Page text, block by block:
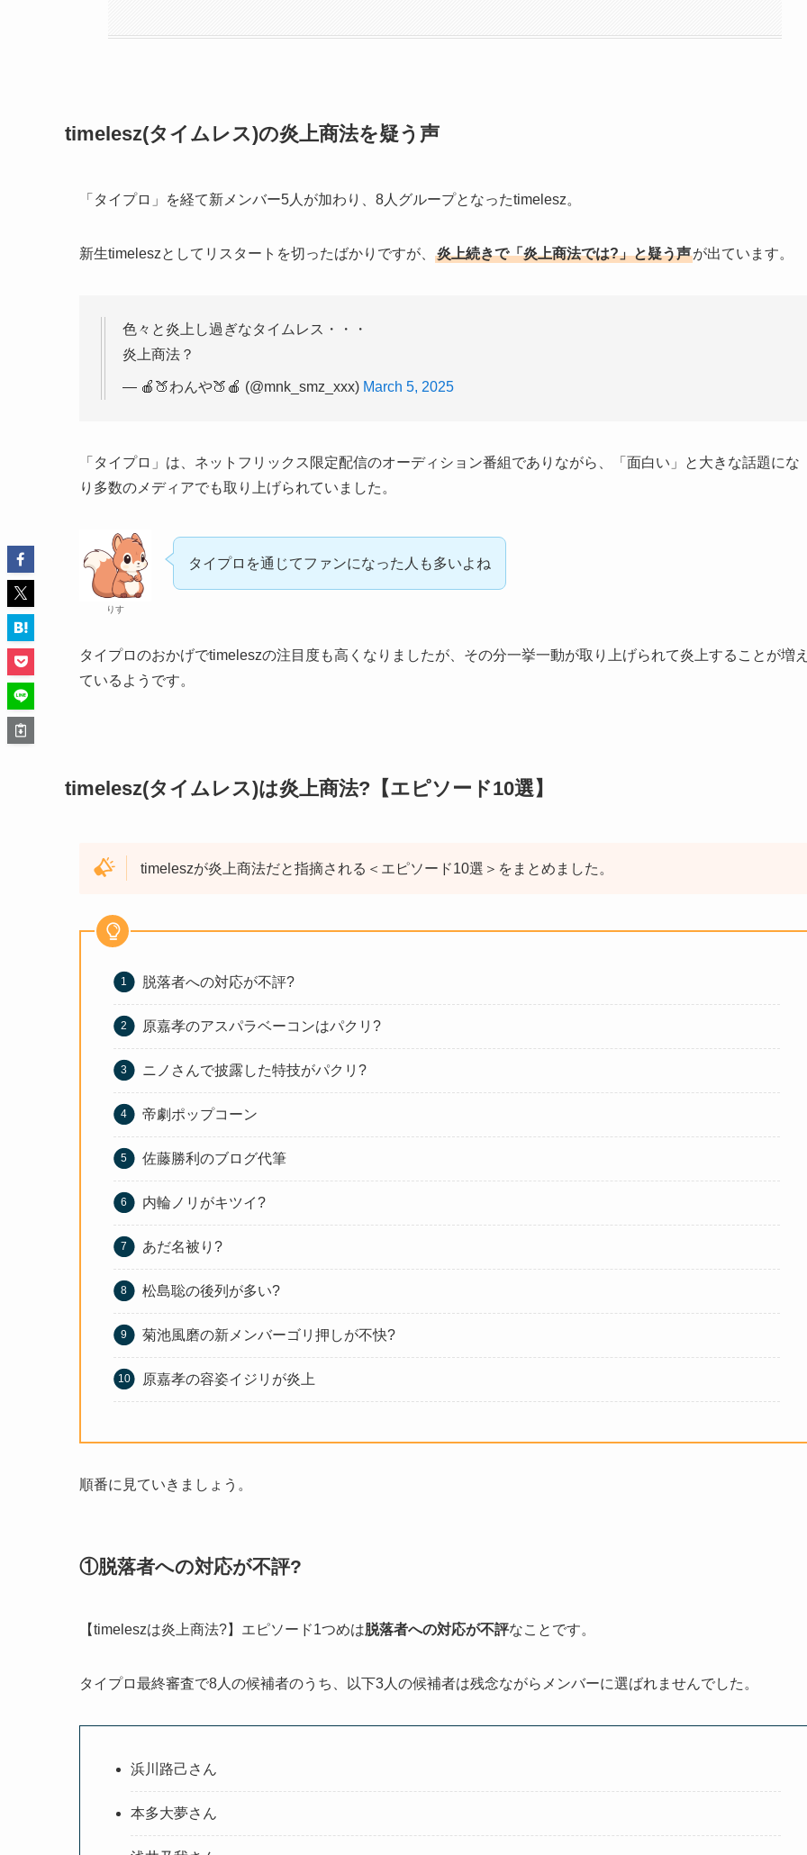
timelesz(タイムレス)の炎上商法を疑う声
「タイプロ」を経て新メンバー5人が加わり、8人グループとなったtimelesz。
新生timeleszとしてリスタートを切ったばかりですが、 炎上続きで「炎上商法では?」と疑う声が出ています。
色々と炎上し過ぎなタイムレス・・・
炎上商法？
— 🍎🍑わんや🍑🍎 (@mnk_smz_xxx) March 5, 2025
「タイプロ」は、ネットフリックス限定配信のオーディション番組でありながら、「面白い」と大きな話題にな
り多数のメディアでも取り上げられていました。
りす
タイプロを通じてファンになった人も多いよね
タイプロのおかげでtimeleszの注目度も高くなりましたが、その分一挙一動が取り上げられて炎上することが増
ているようです。
timelesz(タイムレス)は炎上商法?【エピソード10選】
timeleszが炎上商法だと指摘される＜エピソード10選＞をまとめました。
脱落者への対応が不評?
原嘉孝のアスパラベーコンはパクリ?
ニノさんで披露した特技がパクリ?
帝劇ポップコーン
佐藤勝利のブログ代筆
内輪ノリがキツイ?
あだ名被り?
松島聡の後列が多い?
菊池風磨の新メンバーゴリ押しが不快?
原嘉孝の容姿イジリが炎上
順番に見ていきましょう。
①脱落者への対応が不評?
【timeleszは炎上商法?】エピソード1つめは脱落者への対応が不評なことです。
タイプロ最終審査で8人の候補者のうち、以下3人の候補者は残念ながらメンバーに選ばれませんでした。
浜川路己さん
本多大夢さん